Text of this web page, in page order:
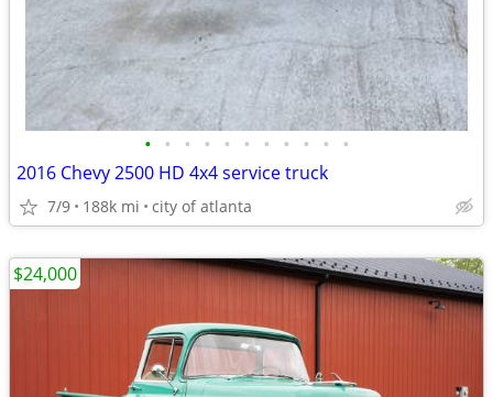
• • • • • • • • • • •
2016 Chevy 2500 HD 4x4 service truck
7/9 188k mi city of atlanta
$24,000